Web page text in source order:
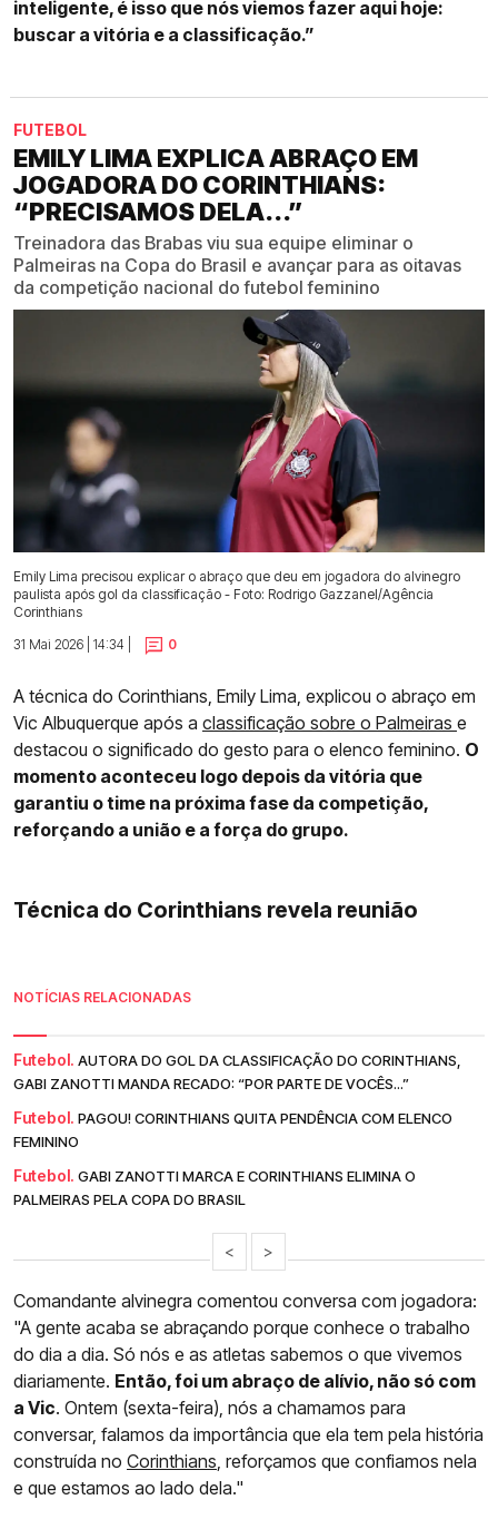
inteligente, é isso que nós viemos fazer aqui hoje:
buscar a vitória e a classificação.”
FUTEBOL
EMILY LIMA EXPLICA ABRAÇO EM
JOGADORA DO CORINTHIANS:
“PRECISAMOS DELA...”
Treinadora das Brabas viu sua equipe eliminar o
Palmeiras na Copa do Brasil e avançar para as oitavas
da competição nacional do futebol feminino
Emily Lima precisou explicar o abraço que deu em jogadora do alvinegro
paulista após gol da classificação - Foto: Rodrigo Gazzanel/Agência
Corinthians
31 Mai 2026 | 14:34 |
0
A técnica do Corinthians, Emily Lima, explicou o abraço em
Vic Albuquerque após a classificação sobre o Palmeiras e
destacou o significado do gesto para o elenco feminino. O
momento aconteceu logo depois da vitória que
garantiu o time na próxima fase da competição,
reforçando a união e a força do grupo.
Técnica do Corinthians revela reunião
NOTÍCIAS RELACIONADAS
Futebol. AUTORA DO GOL DA CLASSIFICAÇÃO DO CORINTHIANS,
GABI ZANOTTI MANDA RECADO: “POR PARTE DE VOCÊS...”
Futebol. PAGOU! CORINTHIANS QUITA PENDÊNCIA COM ELENCO
FEMININO
Futebol. GABI ZANOTTI MARCA E CORINTHIANS ELIMINA O
PALMEIRAS PELA COPA DO BRASIL
< >
Comandante alvinegra comentou conversa com jogadora:
"A gente acaba se abraçando porque conhece o trabalho
do dia a dia. Só nós e as atletas sabemos o que vivemos
diariamente. Então, foi um abraço de alívio, não só com
a Vic. Ontem (sexta-feira), nós a chamamos para
conversar, falamos da importância que ela tem pela história
construída no Corinthians, reforçamos que confiamos nela
e que estamos ao lado dela."